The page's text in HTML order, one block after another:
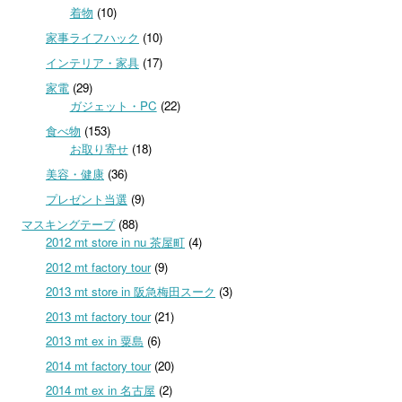
着物 (10)
家事ライフハック (10)
インテリア・家具(17)
家電(29)
ガジェット・PC (22)
食べ物 (153)
お取り寄せ(18)
美容・健康(36)
プレゼント当選 (9)
マスキングテープ(88)
2012 mt store in nu 茶屋町(4)
2012 mt factory tour(9)
2013 mt store in 阪急梅田スーク (3)
2013 mt factory tour(21)
2013 mt ex in 粟島 (6)
2014 mt factory tour(20)
2014 mt ex in 名古屋 (2)